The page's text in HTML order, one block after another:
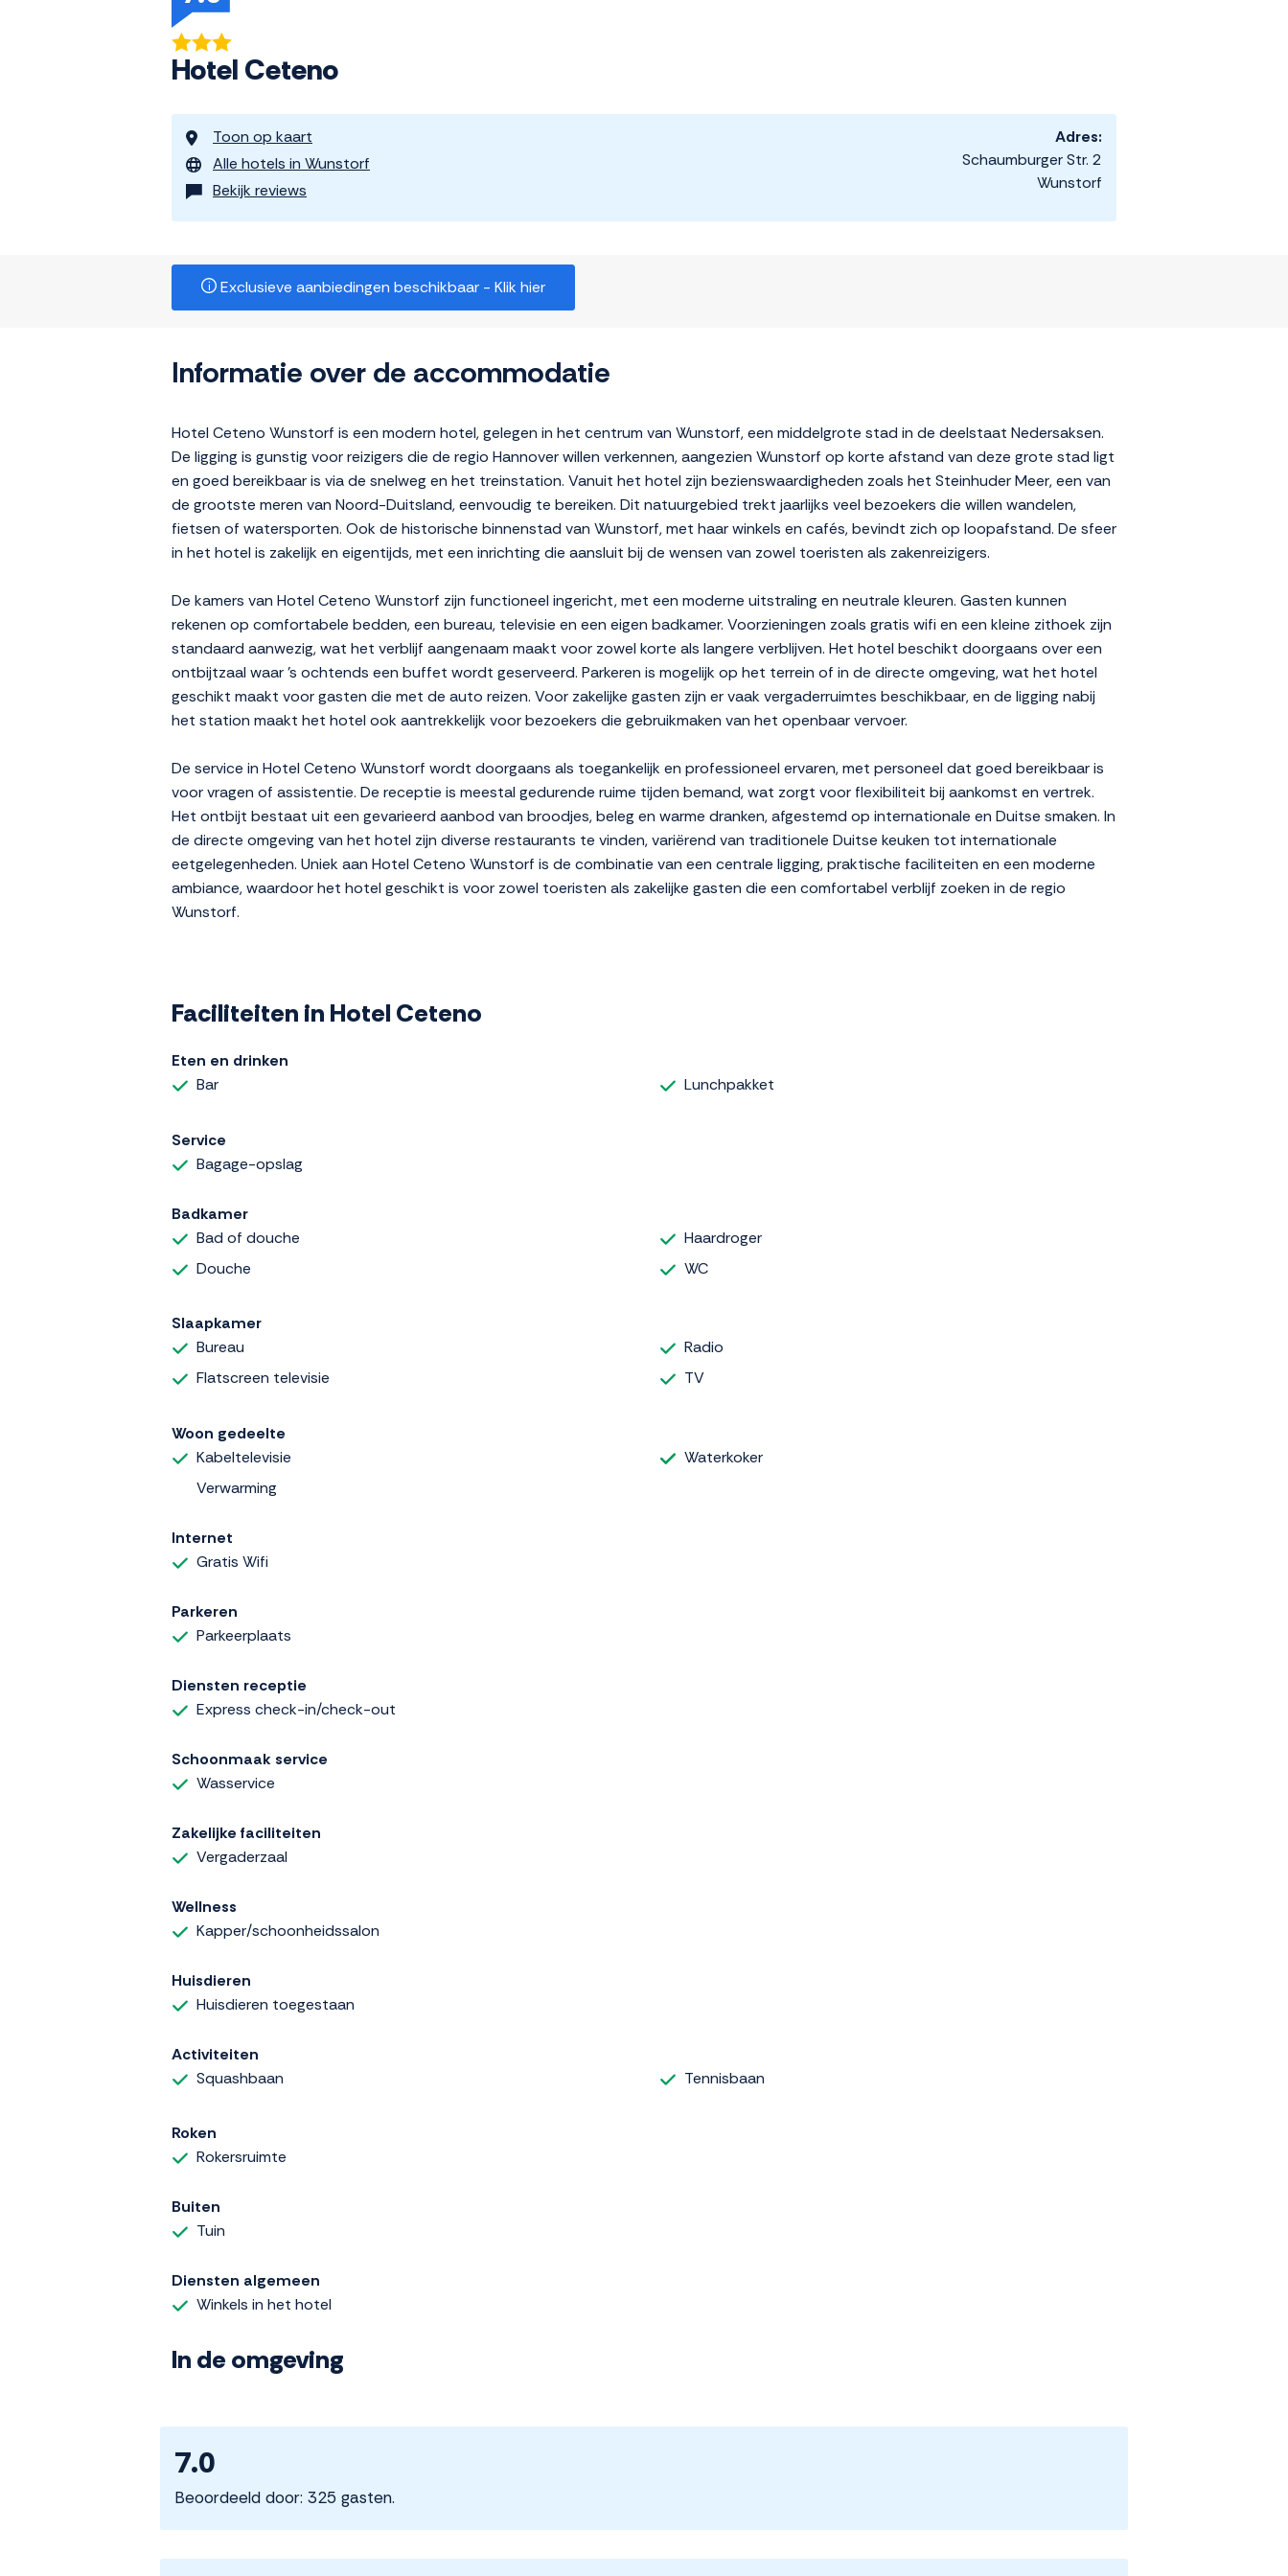
Hotel Ceteno
Toon op kaart
Alle hotels in Wunstorf
Bekijk reviews
Adres:
Schaumburger Str. 2
Wunstorf
Exclusieve aanbiedingen beschikbaar - Klik hier
Informatie over de accommodatie
Hotel Ceteno Wunstorf is een modern hotel, gelegen in het centrum van Wunstorf, een middelgrote stad in de deelstaat Nedersaksen.
De ligging is gunstig voor reizigers die de regio Hannover willen verkennen, aangezien Wunstorf op korte afstand van deze grote stad ligt
en goed bereikbaar is via de snelweg en het treinstation. Vanuit het hotel zijn bezienswaardigheden zoals het Steinhuder Meer, een van
de grootste meren van Noord-Duitsland, eenvoudig te bereiken. Dit natuurgebied trekt jaarlijks veel bezoekers die willen wandelen,
fietsen of watersporten. Ook de historische binnenstad van Wunstorf, met haar winkels en cafés, bevindt zich op loopafstand. De sfeer
in het hotel is zakelijk en eigentijds, met een inrichting die aansluit bij de wensen van zowel toeristen als zakenreizigers.
De kamers van Hotel Ceteno Wunstorf zijn functioneel ingericht, met een moderne uitstraling en neutrale kleuren. Gasten kunnen
rekenen op comfortabele bedden, een bureau, televisie en een eigen badkamer. Voorzieningen zoals gratis wifi en een kleine zithoek zijn
standaard aanwezig, wat het verblijf aangenaam maakt voor zowel korte als langere verblijven. Het hotel beschikt doorgaans over een
ontbijtzaal waar 's ochtends een buffet wordt geserveerd. Parkeren is mogelijk op het terrein of in de directe omgeving, wat het hotel
geschikt maakt voor gasten die met de auto reizen. Voor zakelijke gasten zijn er vaak vergaderruimtes beschikbaar, en de ligging nabij
het station maakt het hotel ook aantrekkelijk voor bezoekers die gebruikmaken van het openbaar vervoer.
De service in Hotel Ceteno Wunstorf wordt doorgaans als toegankelijk en professioneel ervaren, met personeel dat goed bereikbaar is
voor vragen of assistentie. De receptie is meestal gedurende ruime tijden bemand, wat zorgt voor flexibiliteit bij aankomst en vertrek.
Het ontbijt bestaat uit een gevarieerd aanbod van broodjes, beleg en warme dranken, afgestemd op internationale en Duitse smaken. In
de directe omgeving van het hotel zijn diverse restaurants te vinden, variërend van traditionele Duitse keuken tot internationale
eetgelegenheden. Uniek aan Hotel Ceteno Wunstorf is de combinatie van een centrale ligging, praktische faciliteiten en een moderne
ambiance, waardoor het hotel geschikt is voor zowel toeristen als zakelijke gasten die een comfortabel verblijf zoeken in de regio
Wunstorf.
Faciliteiten in Hotel Ceteno
Eten en drinken
Bar
Lunchpakket
Service
Bagage-opslag
Badkamer
Bad of douche
Douche
Haardroger
WC
Slaapkamer
Bureau
Flatscreen televisie
Radio
TV
Woon gedeelte
Kabeltelevisie
Verwarming
Waterkoker
Internet
Gratis Wifi
Parkeren
Parkeerplaats
Diensten receptie
Express check-in/check-out
Schoonmaak service
Wasservice
Zakelijke faciliteiten
Vergaderzaal
Wellness
Kapper/schoonheidssalon
Huisdieren
Huisdieren toegestaan
Activiteiten
Squashbaan
Tennisbaan
Roken
Rokersruimte
Buiten
Tuin
Diensten algemeen
Winkels in het hotel
In de omgeving
7.0
Beoordeeld door: 325 gasten.